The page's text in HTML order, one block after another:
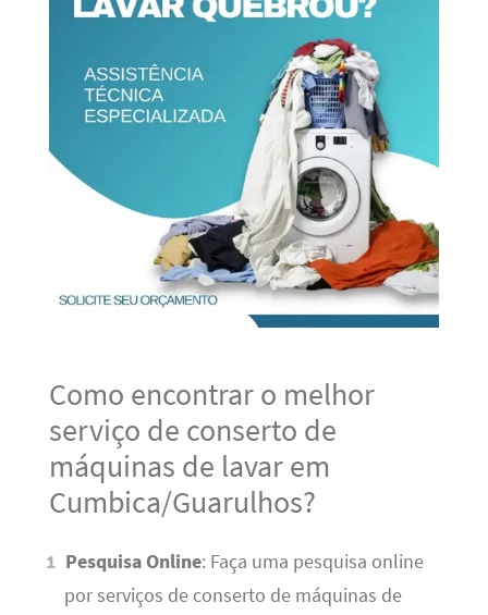
Como encontrar o melhor
serviço de conserto de
máquinas de lavar em
Cumbica/Guarulhos?
Pesquisa Online: Faça uma pesquisa online
por serviços de conserto de máquinas de